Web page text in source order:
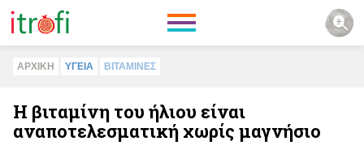
ΑΡΧΙΚΗ ΥΓΕΙΑ ΒΙΤΑΜΙΝΕΣ
Η βιταμίνη του ήλιου είναι
αναποτελεσματική χωρίς μαγνήσιο